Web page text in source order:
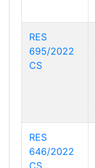
RES
695/2022
CS
RES
646/2022
CS